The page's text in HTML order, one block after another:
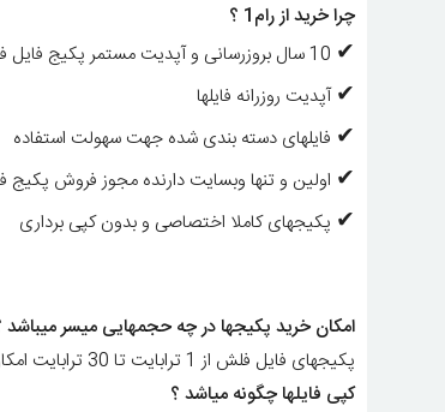
چرا خرید از رام1 ؟
✔
✔ آپدیت روزرانه فایلها
✔ فایلهای دسته بندی شده جهت سهولت استفاده
✔ اولین و تنها وبسایت دارنده مجوز فروش پکیج
✔ پکیجهای کاملا اختصاصی و بدون کپی برداری
امکان خرید پکیجها در چه حجمهایی میسر میباشد
پکیجهای فایل فلش از 1 ترابایت تا 30 ترابایت امکان خرید دارند
کپی فایلها چگونه میاشد ؟